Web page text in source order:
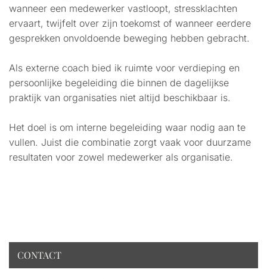
wanneer een medewerker vastloopt, stressklachten
ervaart, twijfelt over zijn toekomst of wanneer eerdere
gesprekken onvoldoende beweging hebben gebracht.
Als externe coach bied ik ruimte voor verdieping en
persoonlijke begeleiding die binnen de dagelijkse
praktijk van organisaties niet altijd beschikbaar is.
Het doel is om interne begeleiding waar nodig aan te
vullen. Juist die combinatie zorgt vaak voor duurzame
resultaten voor zowel medewerker als organisatie.
CONTACT